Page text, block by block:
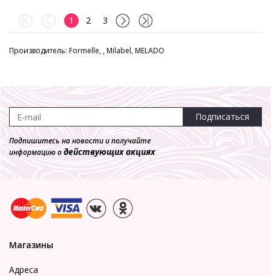
1 2 3
Производитель: Formelle, , Milabel, MELADO
Подписаться
Подпишитесь на новости и получайте
информацию одействующих акциях
Магазины
Адреса